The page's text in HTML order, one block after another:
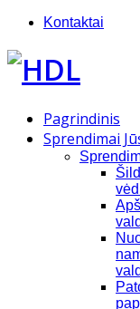
Kontaktai
Pagrindinis
Sprendimai